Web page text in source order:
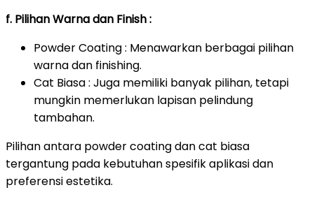
f. Pilihan Warna dan Finish :
Powder Coating : Menawarkan berbagai pilihan
warna dan finishing.
Cat Biasa : Juga memiliki banyak pilihan, tetapi
mungkin memerlukan lapisan pelindung
tambahan.
Pilihan antara powder coating dan cat biasa
tergantung pada kebutuhan spesifik aplikasi dan
preferensi estetika.